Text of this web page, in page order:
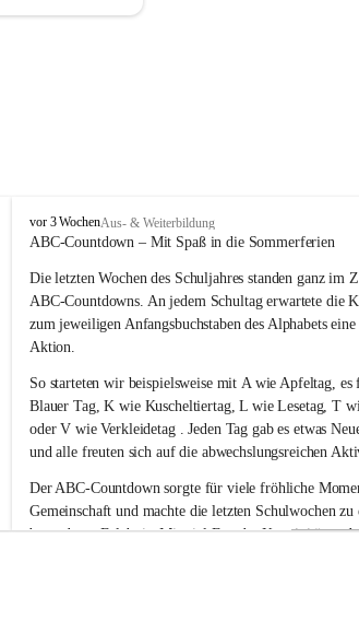
V
o
k
s
s
c
u
l
L
a
u
b
e
g
vor 3 WochenAus- & Weiterbildung
ABC-Countdown – Mit Spaß in die Sommerferien
Die letzten Wochen des Schuljahres standen ganz im
ABC-Countdowns. An jedem Schultag erwartete die
zum jeweiligen Anfangsbuchstaben des Alphabets
Aktion.
So starteten wir beispielsweise mit A wie Apfeltag, es
Blauer Tag, K wie Kuscheltiertag, L wie Lesetag, T
oder V wie Verkleidetag . Jeden Tag gab es etwas
und alle freuten sich auf die abwechslungsreichen
Der ABC-Countdown sorgte für viele fröhliche
Gemeinschaft und machte die letzten Schulwochen
besonderen Erlebnis. Mit viel Freude, Kreativität und